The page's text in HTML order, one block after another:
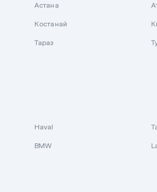
Астана
Костанай
Тараз
Haval
BMW